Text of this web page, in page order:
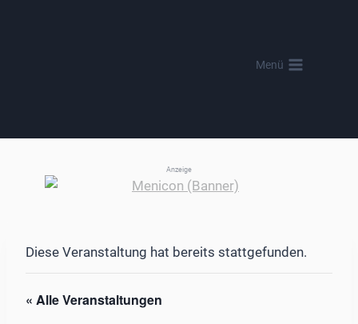
Menü
Anzeige
Diese Veranstaltung hat bereits stattgefunden.
« Alle Veranstaltungen